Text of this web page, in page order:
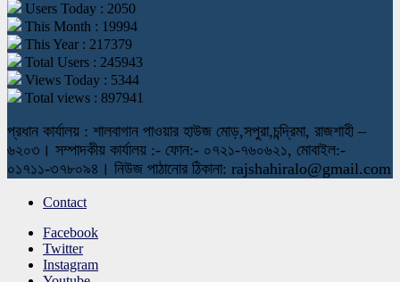
Users Today : 2050
This Month : 19994
This Year : 217379
Total Users : 245943
Views Today : 5344
Total views : 897941
প্রধান কার্যালয় : শালবাগান পাওয়ার হাউজ মোড়,সপুরা,চন্দ্রিমা, রাজশাহী –
৬২০৩। সম্পাদকীয় কার্যালয় :- ফোন:- ০৭২১-৭৬০৬২১, মোবাইল:-
০১৭১১-৩৭৮০৯৪। নিউজ পাঠানোর ঠিকানা: rajshahiralo@gmail.com
Contact
Facebook
Twitter
Instagram